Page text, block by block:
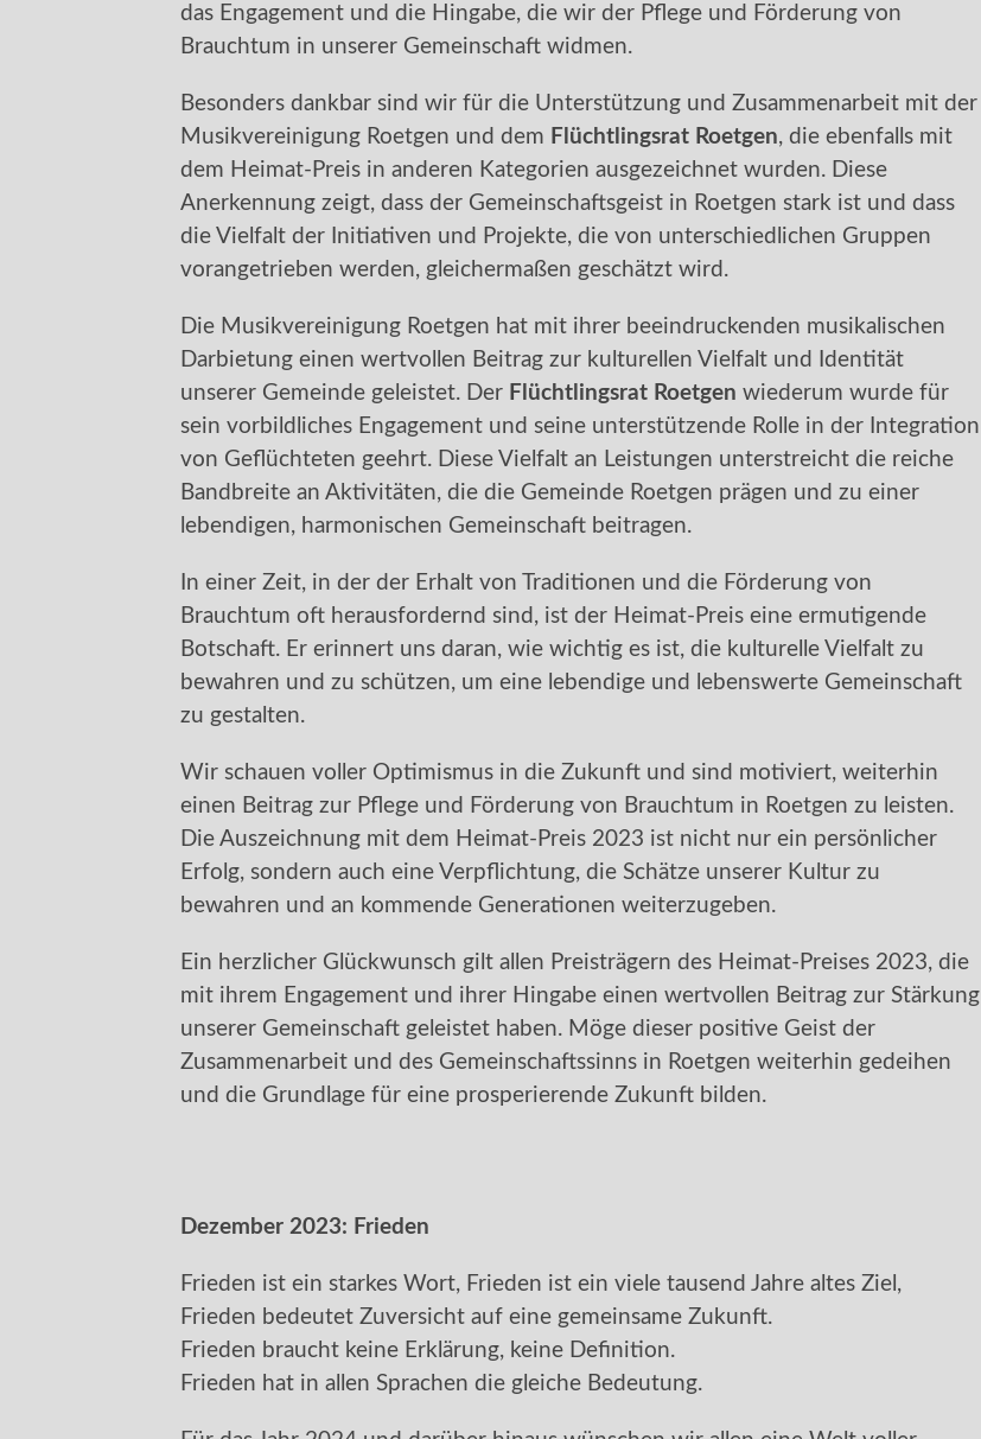
das Engagement und die Hingabe, die wir der Pflege und Förderung von
Brauchtum in unserer Gemeinschaft widmen.
Besonders dankbar sind wir für die Unterstützung und Zusammenarbeit mit der
Musikvereinigung Roetgen und dem Flüchtlingsrat Roetgen, die ebenfalls mit
dem Heimat-Preis in anderen Kategorien ausgezeichnet wurden. Diese
Anerkennung zeigt, dass der Gemeinschaftsgeist in Roetgen stark ist und dass
die Vielfalt der Initiativen und Projekte, die von unterschiedlichen Gruppen
vorangetrieben werden, gleichermaßen geschätzt wird.
Die Musikvereinigung Roetgen hat mit ihrer beeindruckenden musikalischen
Darbietung einen wertvollen Beitrag zur kulturellen Vielfalt und Identität
unserer Gemeinde geleistet. Der Flüchtlingsrat Roetgen wiederum wurde für
sein vorbildliches Engagement und seine unterstützende Rolle in der Integration
von Geflüchteten geehrt. Diese Vielfalt an Leistungen unterstreicht die reiche
Bandbreite an Aktivitäten, die die Gemeinde Roetgen prägen und zu einer
lebendigen, harmonischen Gemeinschaft beitragen.
In einer Zeit, in der der Erhalt von Traditionen und die Förderung von
Brauchtum oft herausfordernd sind, ist der Heimat-Preis eine ermutigende
Botschaft. Er erinnert uns daran, wie wichtig es ist, die kulturelle Vielfalt zu
bewahren und zu schützen, um eine lebendige und lebenswerte Gemeinschaft
zu gestalten.
Wir schauen voller Optimismus in die Zukunft und sind motiviert, weiterhin
einen Beitrag zur Pflege und Förderung von Brauchtum in Roetgen zu leisten.
Die Auszeichnung mit dem Heimat-Preis 2023 ist nicht nur ein persönlicher
Erfolg, sondern auch eine Verpflichtung, die Schätze unserer Kultur zu
bewahren und an kommende Generationen weiterzugeben.
Ein herzlicher Glückwunsch gilt allen Preisträgern des Heimat-Preises 2023, die
mit ihrem Engagement und ihrer Hingabe einen wertvollen Beitrag zur Stärkung
unserer Gemeinschaft geleistet haben. Möge dieser positive Geist der
Zusammenarbeit und des Gemeinschaftssinns in Roetgen weiterhin gedeihen
und die Grundlage für eine prosperierende Zukunft bilden.
Dezember 2023: Frieden
Frieden ist ein starkes Wort, Frieden ist ein viele tausend Jahre altes Ziel,
Frieden bedeutet Zuversicht auf eine gemeinsame Zukunft.
Frieden braucht keine Erklärung, keine Definition.
Frieden hat in allen Sprachen die gleiche Bedeutung.